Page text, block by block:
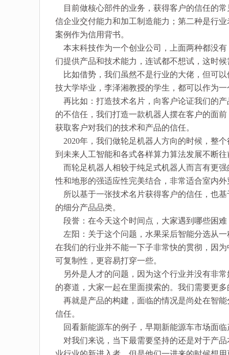
目前做核心部件的业务，获得客户的信任的
信企业交付能力和加工制造能力；第二种是行
案例作为信用背书。
本末科技作为一个创业公司，上面两种都没
们提供产品和技术能力，连试都不想试，这时
比如借势，我们虽然不是行业的大佬，但可
技大学毕业，李泽湘教授的学生，都可以作为一
再比如：打造技术名片，向客户论证我们的
的不信任，我们打造一款机器人摆在客户的面
获取客户对我们的技术和产品的信任。
2020年，我们做轮足机器人方向的时候，整
到未来人工智能和各式各样算力算法发展不断
而轮足机器人相较于纯足式机器人而言有更
性和地形的强适应性完美结合，非常适合室内
所以基于一张技术名片获得客户的信任，也
的细分产品品类。
段誉：在今天这个时间点，大家遇到哪些困
左阳：关于这个问题，水果采后智能分选从
在我们的行业并不能一下子非常快的贯彻，因
可复制性，更容易打穿一些。
另外是人才的问题，因为这个行业并没有非
的赛道，大家一起在里面摸索的。我们需要更
再就是产品的构建，面临的情况是尚处在智
信任。
回看新能源车的例子，早期新能源车市场面
对我们来说，当下最需要坚持的还是对于产